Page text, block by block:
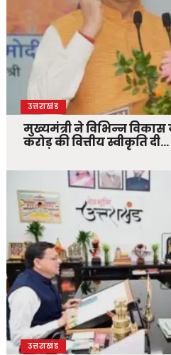
उत्तराखंड
मुख्यमंत्री ने विभिन्न
करोड़ की वित्तीय स्वीकृति दी…
उत्तराखंड